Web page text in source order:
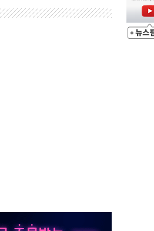
력"
구도
법 지연 '삼중 부담'